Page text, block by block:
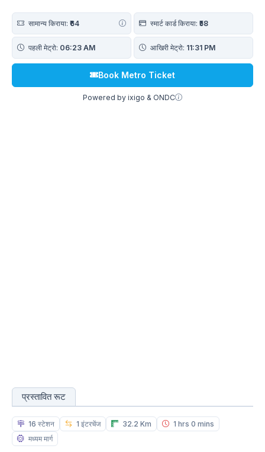
सामान्य किराया: ₹64 स्मार्ट कार्ड किराया: ₹58
पहली मेट्रो: 06:23 AM आखिरी मेट्रो: 11:31 PM
Book Metro Ticket
Powered by ixigo & ONDC
प्रस्तावित रूट
16 स्टेशन 1 इंटरचेंज 32.2 Km
1 hrs 0 mins
मध्यम मार्ग